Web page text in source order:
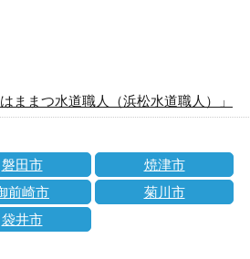
ままつ水道職人（浜松水道職人）」
磐田市
焼津市
前崎市
菊川市
袋井市